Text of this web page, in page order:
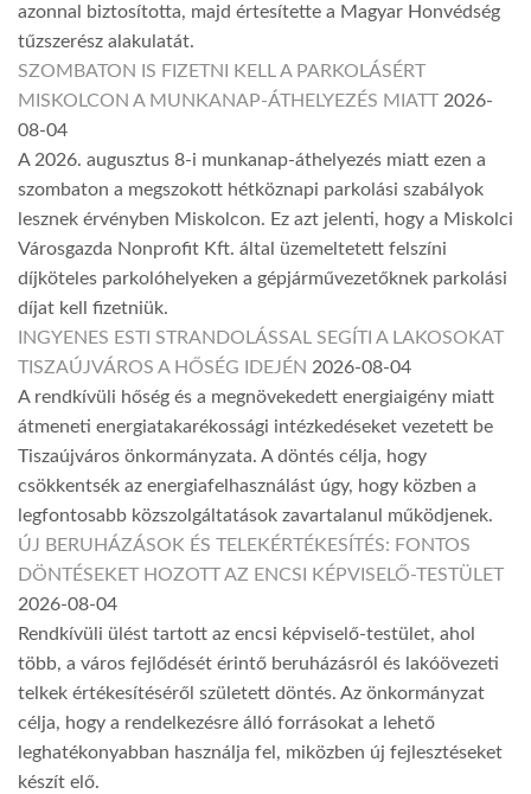
azonnal biztosította, majd értesítette a Magyar Honvédség
tűzszerész alakulatát.
SZOMBATON IS FIZETNI KELL A PARKOLÁSÉRT
MISKOLCON A MUNKANAP-ÁTHELYEZÉS MIATT 2026-
08-04
A 2026. augusztus 8-i munkanap-áthelyezés miatt ezen a
szombaton a megszokott hétköznapi parkolási szabályok
lesznek érvényben Miskolcon. Ez azt jelenti, hogy a Miskolci
Városgazda Nonprofit Kft. által üzemeltetett felszíni
díjköteles parkolóhelyeken a gépjárművezetőknek parkolási
díjat kell fizetniük.
INGYENES ESTI STRANDOLÁSSAL SEGÍTI A LAKOSOKAT
TISZAÚJVÁROS A HŐSÉG IDEJÉN 2026-08-04
A rendkívüli hőség és a megnövekedett energiaigény miatt
átmeneti energiatakarékossági intézkedéseket vezetett be
Tiszaújváros önkormányzata. A döntés célja, hogy
csökkentsék az energiafelhasználást úgy, hogy közben a
legfontosabb közszolgáltatások zavartalanul működjenek.
ÚJ BERUHÁZÁSOK ÉS TELEKÉRTÉKESÍTÉS: FONTOS
DÖNTÉSEKET HOZOTT AZ ENCSI KÉPVISELŐ-TESTÜLET
2026-08-04
Rendkívüli ülést tartott az encsi képviselő-testület, ahol
több, a város fejlődését érintő beruházásról és lakóövezeti
telkek értékesítéséről született döntés. Az önkormányzat
célja, hogy a rendelkezésre álló forrásokat a lehető
leghatékonyabban használja fel, miközben új fejlesztéseket
készít elő.